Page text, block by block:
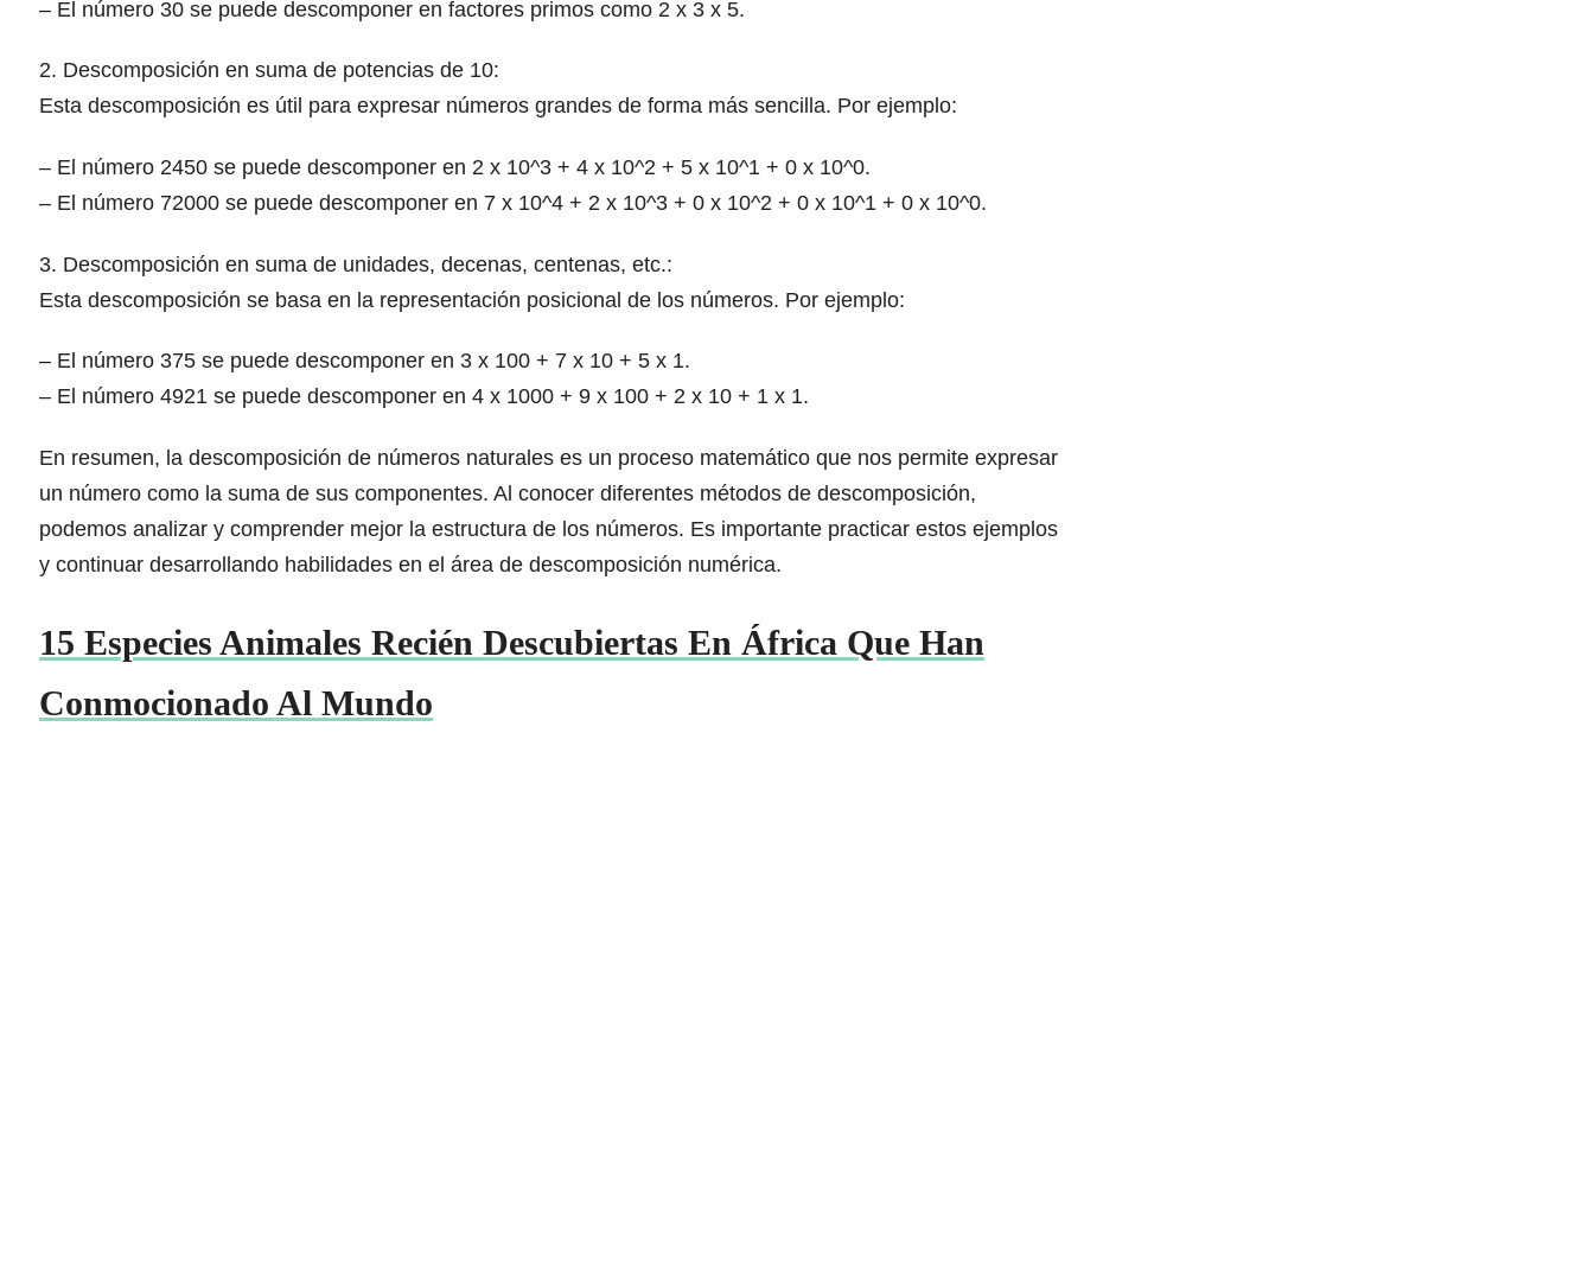
– El número 30 se puede descomponer en factores primos como 2 x 3 x 5.
2. Descomposición en suma de potencias de 10:
Esta descomposición es útil para expresar números grandes de forma más sencilla. Por ejemplo:
– El número 2450 se puede descomponer en 2 x 10^3 + 4 x 10^2 + 5 x 10^1 + 0 x 10^0.
– El número 72000 se puede descomponer en 7 x 10^4 + 2 x 10^3 + 0 x 10^2 + 0 x 10^1 + 0 x 10^0.
3. Descomposición en suma de unidades, decenas, centenas, etc.:
Esta descomposición se basa en la representación posicional de los números. Por ejemplo:
– El número 375 se puede descomponer en 3 x 100 + 7 x 10 + 5 x 1.
– El número 4921 se puede descomponer en 4 x 1000 + 9 x 100 + 2 x 10 + 1 x 1.
En resumen, la descomposición de números naturales es un proceso matemático que nos permite expresar
un número como la suma de sus componentes. Al conocer diferentes métodos de descomposición,
podemos analizar y comprender mejor la estructura de los números. Es importante practicar estos ejemplos
y continuar desarrollando habilidades en el área de descomposición numérica.
15 Especies Animales Recién Descubiertas En África Que Han
Conmocionado Al Mundo